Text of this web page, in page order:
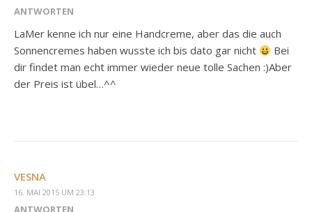
ANTWORTEN
LaMer kenne ich nur eine Handcreme, aber das die auch
Sonnencremes haben wusste ich bis dato gar nicht
Bei
dir findet man echt immer wieder neue tolle Sachen :)Aber
der Preis ist übel…^^
VESNA
16. MAI 2015 UM 23:13
ANTWORTEN